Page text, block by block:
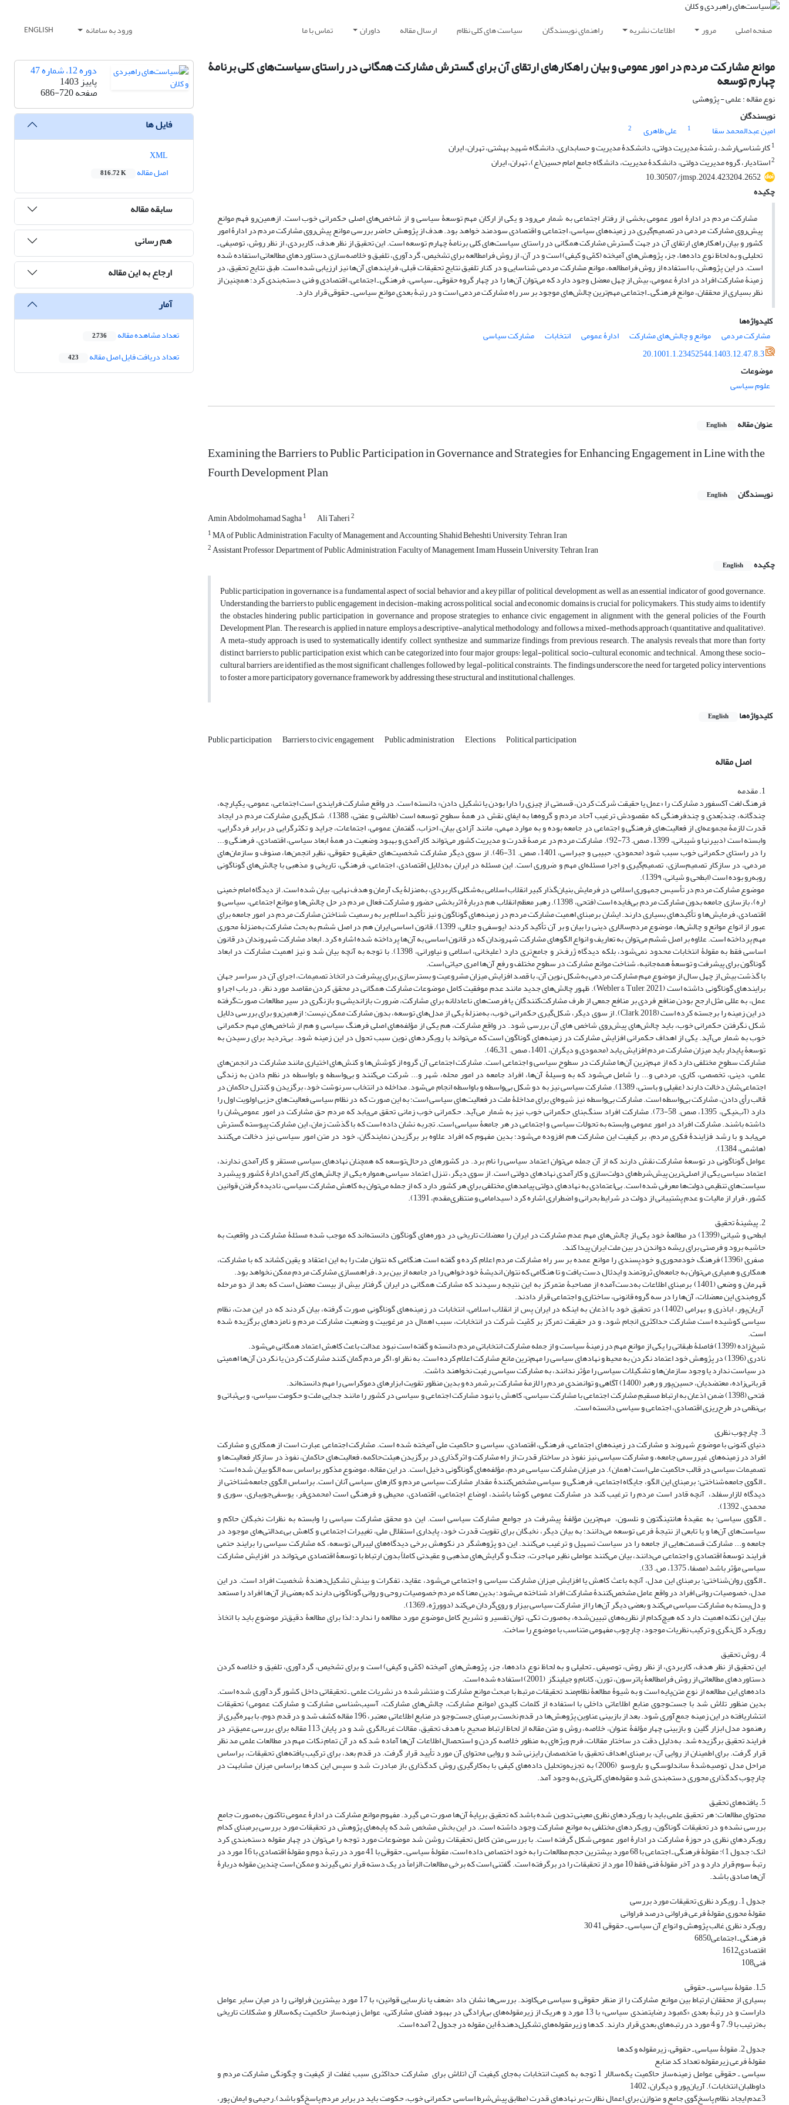
صفحه اصلی مرور اطلاعات نشریه راهنمای نویسندگان سیاست های کلی نظام ارسال مقاله داوران تماس با ما ورود به سامانه ENGLISH
موانع مشارکت مردم در امور عمومی و بیان راهکارهای ارتقای آن برای گسترش مشارکت همگانی در راستای سیاست‌های کلی برنامۀ
چهارم توسعه
نوع مقاله : علمی - پژوهشی
نویسندگان
امین عبدالمحمد سقا
1 علی طاهری
2
1کارشناسی‌ارشد، رشتۀ مدیریت دولتی، دانشکدۀ مدیریت و حسابداری، دانشگاه شهید بهشتی، تهران، ایران
2استادیار، گروه مدیریت دولتی، دانشکدۀ مدیریت، دانشگاه جامع امام حسین‌(ع)، تهران، ایران
10.30507/jmsp.2024.423204.2652
چکیده
مشارکت مردم در ادارۀ امور عمومی بخشی از رفتار اجتماعی به شمار می‌رود و یکی از ارکان مهم توسعۀ سیاسی و از شاخص‌های اصلی حکمرانی خوب است. ازهمین‌رو فهم موانع
پیش‌روی مشارکت مردمی در تصمیم‌گیری در زمینه‌های سیاسی، اجتماعی و اقتصادی سودمند خواهد بود. هدف از پژوهش حاضر بررسی موانع پیش‌روی مشارکت مردم در ادارۀ امور
کشور و بیان راهکارهای ارتقای آن در جهت گسترش مشارکت همگانی در راستای سیاست‌های کلی برنامۀ چهارم توسعه است. این تحقیق از نظر هدف، کاربردی، از نظر روش، توصیفی ـ
تحلیلی و به لحاظ نوع داده‌ها، جزء پژوهش‌های آمیخته (کمّی و کیفی) است و در آن، از روش فرامطالعه برای تشخیص، گردآوری، تلفیق و خلاصه‌سازی دستاوردهای مطالعاتی استفاده شده
است. در این پژوهش، با استفاده از روش فرامطالعه، موانع مشارکت مردمی شناسایی و در کنار تلفیق نتایج تحقیقات قبلی، فرایندهای آن‌ها نیز ارزیابی شده است. طبق نتایج تحقیق، در
زمینۀ مشارکت افراد در ادارۀ عمومی، بیش از چهل معضل وجود دارد که می‌توان آن‌ها را در چهار گروه حقوقی ـ سیاسی، فرهنگی ـ اجتماعی، اقتصادی و فنی دسته‌بندی کرد؛ همچنین از
نظر بسیاری از محققان، موانع فرهنگی ـ اجتماعی مهم‌ترین چالش‌های موجود بر سر راه مشارکت مردمی است و در رتبۀ بعدی موانع سیاسی ـ حقوقی قرار دارد.
کلیدواژه‌ها
مشارکت مردمی
موانع و چالش‌های مشارکت ادارۀ عمومی انتخابات
مشارکت سیاسی
20.1001.1.23452544.1403.12.47.8.3
موضوعات
علوم سیاسی
عنوان مقاله English
Examining the Barriers to Public Participation in Governance and Strategies for Enhancing Engagement in Line with the
Fourth Development Plan
نویسندگان English
Amin Abdolmohamad Sagha1 Ali Taheri2
1MA of Public Administration, Faculty of Management and Accounting, Shahid Beheshti University, Tehran, Iran
2Assistant Professor, Department of Public Administration, Faculty of Management, Imam Hussein University, Tehran, Iran
چکیده
English
Public participation in governance is a fundamental aspect of social behavior and a key pillar of political development, as well as an essential indicator of good governance.
Understanding the barriers to public engagement in decision-making across political, social, and economic domains is crucial for policymakers. This study aims to identify
the obstacles hindering public participation in governance and propose strategies to enhance civic engagement in alignment with the general policies of the Fourth
Development Plan. The research is applied in nature, employs a descriptive-analytical methodology, and follows a mixed-methods approach (quantitative and qualitative).
A meta-study approach is used to systematically identify, collect, synthesize, and summarize findings from previous research. The analysis reveals that more than forty
distinct barriers to public participation exist, which can be categorized into four major groups: legal-political, socio-cultural, economic, and technical. Among these, socio-
cultural barriers are identified as the most significant challenges, followed by legal-political constraints. The findings underscore the need for targeted policy interventions
to foster a more participatory governance framework by addressing these structural and institutional challenges.
کلیدواژه‌ها English
Public participation Barriers to civic engagement Public administration Elections Political participation
اصل مقاله
1. مقدمه
فرهنگ لغت آکسفورد مشارکت را «عمل یا حقیقت شرکت کردن، قسمتی از چیزی را دارا بودن یا تشکیل دادن» دانسته است. در واقع مشارکت فرایندی است اجتماعی، عمومی، یکپارچه،
چندگانه، چندبُعدی و چندفرهنگی که مقصودش ترغیب آحاد مردم و گروه‌ها به ایفای نقش در همۀ سطوح توسعه است (طالشی و عفتی، 1388). شکل‌گیری مشارکت مردم در ایجاد
قدرت لازمۀ مجموعه‌ای از فعالیت‌های فرهنگی و اجتماعی در جامعه بوده و به موارد مهمی، مانند آزادی بیان، احزاب، گفتمان عمومی، اجتماعات، جراید و تکثرگرایی در برابر فردگرایی،
وابسته است (دبیرنیا و شیبانی، 1399، صص. 73-92). مشارکت مردم در عرصۀ قدرت و مدیریت کشور می‌تواند کارآمدی و بهبود وضعیت در همۀ ابعاد سیاسی، اقتصادی، فرهنگی و...
را در راستای حکمرانی خوب سبب شود (محمودی، حبیبی و جبراسی، 1401، صص. 31-46). از سوی دیگر مشارکت شخصیت‌های حقیقی و حقوقی، نظیر انجمن‌ها، صنوف و سازمان‌های
مردمی، در سازِکار تصمیم‌سازی، تصمیم‌گیری و اجرا مسئله‌ای مهم و ضروری است. این مسئله در ایران به‌دلایل اقتصادی، اجتماعی، فرهنگی، تاریخی و مذهبی با چالش‌های گوناگونی
روبه‌رو بوده است (ابطحی و شیانی، 139۹).
موضوع مشارکت مردم در تأسیس جمهوری اسلامی در فرمایش بنیان‌گذار کبیر انقلاب اسلامی به‌شکلی کاربردی، به‌منزلۀ یک آرمان و هدف نهایی، بیان شده است. از دیدگاه امام خمینی
(ره)، بازسازی جامعه بدون مشارکت مردم بی‌فایده است (فتحی، 1398). رهبر معظم انقلاب هم دربارۀ‌ اثربخشی حضور و مشارکت فعال مردم در حل چالش‌ها و موانع اجتماعی، سیاسی و
اقتصادی، فرمایش‌ها و تأکیدهای بسیاری دارند. ایشان برمبنای اهمیت مشارکت مردم در زمینه‌های گوناگون و نیز تأکید اسلام بر به رسمیت شناختن مشارکت مردم در امور جامعه برای
عبور از انواع موانع و چالش‌ها، موضوع مردم‌سالاری دینی را بیان و بر آن تأکید کردند (یوسفی و جلالی، 1399). قانون اساسی ایران هم در اصل ششم به بحث مشارکت به‌منزلۀ محوری
مهم پرداخته است. علاوه بر اصل ششم می‌توان به تعاریف و انواع الگوهای مشارکت شهروندان که در قانون اساسی به آن‌ها پرداخته شده اشاره کرد. ابعاد مشارکت شهروندان در قانون
اساسی فقط به مقولۀ انتخابات محدود نمی‌شود، بلکه دیدگاه ژرف‌تر و جامع‌تری دارد (علیخانی، اسلامی و نیاورانی، 1398). با توجه به آنچه بیان شد و نیز اهمیت مشارکت در ابعاد
گوناگون برای پیشرفت و توسعۀ همه‌جانبه، شناخت موانع مشارکت در سطوح مختلف و رفع آن‌ها امری حیاتی است.
با گذشت بیش از چهل سال از موضوع مهم مشارکت مردمی به‌شکل نوین آن، با قصد افزایش میزان مشروعیت و بسترسازی برای پیشرفت در اتخاذ تصمیمات، اجرای آن در سراسر جهان
برایندهای گوناگونی داشته است (Webler & Tuler, 2021). ظهور چالش‌های جدید مانند عدم موفقیت کامل موضوعات مشارکت همگانی در محقق کردن مقاصد مورد نظر، در باب اجرا و
عمل، به عللی مثل ارجح بودن منافع فردی بر منافع جمعی از طرف مشارکت‌کنندگان یا فرصت‌های ناعادلانه برای مشارکت، ضرورت بازاندیشی و بازنگری در سیر مطالعات صورت‌گرفته
در این زمینه را برجسته کرده است (Clark, 2018). از سوی دیگر، شکل‌گیری حکمرانی خوب، به‌منزلۀ یکی از مدل‌های توسعه، بدون مشارکت ممکن نیست؛ ازهمین‌رو برای بررسی دلایل
شکل‌ نگرفتن حکمرانی خوب، باید چالش‌های پیش‌روی شاخص های آن بررسی شود. در واقع مشارکت، هم یکی از مؤلفه‌های اصلی فرهنگ سیاسی و هم از شاخص‌های مهم حکمرانی
خوب به شمار می‌آید. یکی از اهداف حکمرانی افزایش مشارکت در زمینه‌های گوناگون است که می‌تواند با رویکردهای نوین سبب تحول در این زمینه شود. بی‌تردید برای رسیدن به
توسعۀ پایدار باید میزان مشارکت مردم افزایش یابد (محمودی و دیگران، 1401، صص. 31ـ46).
مشارکت سطوح مختلفی دارد که از مهم‌ترینِ آن‌ها مشارکت در سطوح سیاسی و اجتماعی است. مشارکت اجتماعی آن گروه از کوشش‌ها و کنش‌های اختیاری مانند مشارکت در انجمن‌های
علمی، دینی، تخصصی، کاری، مردمی و... را شامل می‌شود که به وسیلۀ آن‌ها، افراد جامعه در امور محله، شهر و... شرکت می‌کنند و بی‌واسطه و باواسطه در نظم دادن به زندگی
اجتماعی‌شان دخالت دارند (عقیلی و باستی، 1389). مشارکت سیاسی نیز به دو شکل بی‌واسطه و باواسطه انجام می‌شود. مداخله در انتخاب سرنوشت خود، برگزیدن و کنترل حاکمان در
قالب رأی دادن، مشارکت بی‌واسطه است. مشارکت بی‌واسطه نیز شیوه‌ای برای مداخلۀ ملت در فعالیت‌های سیاسی است؛ به این صورت که در نظام سیاسی فعالیت‌های حزبی اولویت اول را
دارد (آب‌نیکی، 1395، صص. 58-73). مشارکت افراد سنگ‌بنای حکمرانی خوب نیز به شمار می‌آید. حکمرانی خوب زمانی تحقق می‌یابد که مردم حق مشارکت در امور عمومی‌شان را
داشته باشند. مشارکت افراد در امور عمومی وابسته به تحولات سیاسی و اجتماعی در هر جامعۀ سیاسی است. تجربه نشان داده است که با گذشت زمان، این مشارکت پیوسته گسترش
می‌یابد و با رشد فزایندۀ فکری مردم، بر کیفیت این مشارکت هم افزوده می‌شود؛ بدین مفهوم که افراد علاوه بر برگزیدن نمایندگان، خود در متن امور سیاسی نیز دخالت می‌کنند
(هاشمی، 1384).
ﻋﻮاﻣﻞ گوناگونی در ﺗﻮسعۀ ﻣﺸﺎرکت ﻧﻘﺶ دارﻧﺪ که از آن جمله می‌ﺗﻮان اﻋﺘﻤﺎد سیاسی را نام برد. در کشورهای درحال‌توسعه که همچنان نهادهای سیاسی مستقر و کارآمدی ندارند،
اعتماد سیاسی یکی از اصلی‌ترین پیش‌شرط‌های دولت‌سازی و کارآمدی نهادهای دولتی است. از سوی دیگر، تنزل اعتماد سیاسی همواره یکی از چالش‌های کارآمدی ادارۀ کشور و پیشبرد
سیاست‌های تنظیمی دولت‌ها معرفی شده است. بی‌اعتمادی به نهادهای دولتی پیامدهای مختلفی برای هر کشور دارد که از جمله می‌توان به کاهش مشارکت سیاسی، نادیده گرفتن قوانین
کشور، فرار از مالیات و عدم پشتیبانی از دولت در شرایط بحرانی و اضطراری اشاره کرد (سیدامامی و منتظری‌مقدم، 1391).
2. پیشینۀ تحقیق
ابطحی و شیانی (1399) در مطالعۀ خود یکی از چالش‌های مهم عدم مشارکت در ایران را معضلات تاریخی در دوره‌های گوناگون دانسته‌اند که موجب شده مسئلۀ مشارکت در واقعیت به
حاشیه برود و فرصتی برای ریشه دواندن در بین ملت ایران پیدا کند.
صفری (1396) فرهنگ خودمحوری و خودپسندی را موانع عمده بر سر راه مشارکت مردم اعلام کرده و گفته است هنگامی که نتوان ملت را به این اعتقاد و یقین کشاند که با مشارکت،
همکاری و همیاری می‌توان به جامعه‌ای ثروتمند و ایدئال دست یافت و تا هنگامی که نتوان اندیشۀ خودخواهی را در جامعه از بین برد، فراهمسازی مشارکت مردم ممکن نخواهد بود.
قهرمان و وضعی (1401) برمبنای اطلاعات به‌دست‌آمده از مصاحبۀ متمرکز به این نتیجه رسیدند که مشارکت همگانی در ایران گرفتار بیش از بیست معضل است که بعد از دو مرحله
گروه‌بندی این معضلات، آن‌ها را در سه گروه قانونی، ساختاری و اجتماعی قرار دادند.
آریان‌پور، اباذری و بهرامی (1402) در تحقیق خود با اذعان به اینکه در ایران پس از انقلاب اسلامی، انتخابات در زمینه‌هاى گوناگونی صورت گرفته، بیان کردند که در این مدت، نظام
سیاسی کوشیده است مشارکت حداکثرى انجام شود، و در حقیقت تمرکز بر کمّیت شرکت در انتخابات، سبب اهمال در مرغوبیت و وضعیت مشارکت مردم و نامزدهای برگزیده شده
است.
شیخ‌زاده (1399) فاصلۀ طبقاتی را یکی از موانع مهم در زمینۀ سیاست و از جمله مشارکت انتخاباتی مردم دانسته و گفته است نبود عدالت باعث کاهش اعتماد همگانی می‌شود.
نادری (1396) در پژوهش خود اعتماد نکردن به محیط و نهادهای سیاسی را مهم‌ترین مانع مشارکت اعلام کرده است. به نظر او، اگر مردم گمان کنند مشارکت کردن یا نکردن آن‌ها اهمیتی
در سیاست ندارد یا وجود سازمان‌ها و تشکیلات سیاسی را مؤثر ندانند، به مشارکت سیاسی رغبت نخواهند داشت.
قربانی‌زاده، معتضدیان، حسین‌پور و رهبر (1400) آگاهی و توانمندی مردم را لازمۀ مشارکت برشمرده و بدین منظور تقویت ابزارهای دموکراسی را مهم دانسته‌اند.
فتحی (1398) ضمن اذعان به ارتباط مسقیمِ مشارکت اجتماعی با مشارکت سیاسی، کاهش یا نبود مشارکت اجتماعی و سیاسی در کشور را مانند جدایی ملت و حکومت سیاسی، و بی‌ثباتی و
بی‌نظمی در طرح‌ریزی اقتصادی، اجتماعی و سیاسی دانسته است.
3. چارچوب نظری
دنیای کنونی با موضوع شهروند و مشارکت در زمینه‌های اجتماعی، فرهنگی، اقتصادی، سیاسی و حاکمیت ملی آمیخته شده است. مشارکت اجتماعی عبارت است از همکاری و مشارکت
افراد در زمینه‌های غیررسمی جامعه، و مشارکت سیاسی نیز نفوذ در ساختار قدرت از راه مشارکت و اثرگذاری در برگزیدن هیئت‌حاکمه، فعالیت‌های حاکمان، نفوذ در سازِکار فعالیت‌ها و
تصمیمات سیاسی در قالب حاکمیت ملی است (همان). در میزان مشارکت سیاسی مردم، مؤلفه‌های گوناگونی دخیل است. در این مقاله، موضوع مذکور براساس سه الگو بیان شده است:
ـ الگوی جامعه‌شناختی: برمبنای این الگو، جایگاه اجتماعی، فرهنگی و سیاسی مشخص‌کنندۀ مقدار مشارکت سیاسی مردم و کارهای سیاسی آنان است. براساس الگوی جامعه‌شناختی از
دیدگاه لازارسفلد، آنچه قادر است مردم را ترغیب کند در مشارکت عمومی کوشا باشند، اوضاع اجتماعی، اقتصادی، محیطی و فرهنگی است (محمدی‌فر، یوسفی‌جویباری، سوری و
محمدی، 1392).
ـ الگوی سیاسی: به عقیدۀ هانتینگتون و نلسون، مهم‌ترین مؤلفۀ پیشرفت در جوامع مشارکت سیاسی است. این دو محقق مشارکت سیاسی را وابسته به نظرات نخبگان حاکم و
سیاست‌های آن‌ها و یا تابعی از نتیجۀ فرعی توسعه می‌دانند؛ به بیان دیگر، نخبگان برای تقویت قدرت خود، پایداری استقلال ملی، تغییرات اجتماعی و کاهش بی‌عدالتی‌های موجود در
جامعه و... مشارکتِ قسمت‌هایی از جامعه را در سیاست تسهیل و ترغیب می‌کنند. این دو پژوهشگر در نکوهش برخی دیدگاه‌های لیبرالی توسعه، که مشارکت سیاسی را برایندِ حتمی
فرایند توسعۀ اقتصادی و اجتماعی می‌دانند، بیان می‌کنند عواملی نظیر مهاجرت، جنگ و گرایش‌های مذهبی و عقیدتى کاملاً بدون ارتباط با توسعۀ اقتصادی می‌تواند در افزایش مشارکت
سیاسی مؤثر باشد (مصفا، 1375، ص. 33).
ـ الگوی روان‌شناختی: برمبنای این مدل، آنچه باعث کاهش یا افزایش میزان مشارکت سیاسی و اجتماعی می‌شود، عقاید، تفکرات و بینشِ تشکیل‌دهندۀ شخصیت افراد است. در این
مدل، خصوصیات روانی افراد در واقع عامل مشخص‌کنندۀ مشارکت افراد شناخته می‌شود؛ بدین معنا که مردم خصوصیات روحی و روانی گوناگونی دارند که بعضی از آن‌ها افراد را مستعد
و دل‌بسته به مشارکت سیاسی می‌کند و بعضی دیگر آن‌ها را از مشارکت سیاسی بیزار و روی‌گردان می‌کند (دوورژه، 1369).
بیان این نکته اهمیت دارد که هیچ‌کدام از نظریه‌های تبیین‌شده، به‌صورت تکی، توان تفسیر و تشریح کامل موضوع مورد مطالعه را ندارد؛ لذا برای مطالعۀ دقیق‌تر موضوع باید با اتخاذ
رویکرد کل‌نگری و ترکیب نظریات موجود، چارچوب مفهومی متناسب با موضوع را ساخت.
4. روش تحقیق
این تحقیق از نظر هدف، کاربردی، از نظر روش، توصیفی ـ تحلیلی و به لحاظ نوع داده‌ها، جزء پژوهش‌های آمیخته (کمّی و کیفی) است و برای تشخیص، گردآوری، تلفیق و خلاصه کردن
دستاوردهای مطالعاتی از روش فرامطالعۀ پاترسون، تورن، کانام و جیلینگز (2001) استفاده شده است.
داده‌های این مطالعه از نوع متن‌پایه است و به شیوۀ مطالعۀ نظام‌مند تحقیقات مرتبط با مبحث موانع مشارکت و منتشرشده در نشریات علمی ـ تحقیقاتی داخل کشور گردآوری شده است.
بدین منظور تلاش شد با جست‌وجوی منابع اطلاعاتی داخلی با استفاده از کلمات کلیدی (موانع مشارکت، چالش‌های مشارکت، آسیب‌شناسی مشارکت و مشارکت عمومی) تحقیقات
انتشاریافته در این زمینه جمع‌آوری شود. بعد از بازبینی عناوین پژوهش‌ها در قدم نخست برمبنای جست‌وجو در منابع اطلاعاتی معتبر، 196 مقاله کشف شد و در قدم دوم، با بهره‌گیری از
رهنمود مدل ابزار گلین و بازبینی چهار مؤلفۀ عنوان، خلاصه، روش و متن مقاله از لحاظ ارتباط صحیح با هدف تحقیق، مقالات غربالگری شد و در پایان 113 مقاله برای بررسی عمیق‌تر در
فرایند تحقیق برگزیده شد. به‌دلیل دقت در ساختار مقالات، فرم ویژه‌ای به منظور خلاصه کردن و استحصال اطلاعات آن‌ها آماده شد که در آن تمام نکات مهم در مطالعات علمی مد نظر
قرار گرفت. برای اطمینان از روایی آن، برمبنای اهداف تحقیق با متخصصان رایزنی شد و روایی محتوای آن مورد تأیید قرار گرفت. در قدم بعد، برای ترکیب یافته‌های تحقیقات، براساس
مراحل مدل توصیه‌شدۀ ساندلوسکی و باروسو (2006) به تجزیه‌وتحلیل داده‌های کیفی با به‌کارگیری روش کدگذاری باز مبادرت شد و سپس این کدها براساس میزان مشابهت در
چارچوب کدگذاری محوری دسته‌بندی شد و مقوله‌های کلی‌تری به وجود آمد.
5. یافته‌های تحقیق
محتوای مطالعات: هر تحقیق علمی باید با رویکردهای نظری معینی تدوین شده باشد که تحقیق برپایۀ آن‌ها صورت می گیرد. مفهوم موانع مشارکت در ادارۀ عمومی تاکنون به‌صورت جامع
بررسی نشده و در تحقیقات گوناگون، رویکردهای مختلفی به موانع مشارکت وجود داشته است. در این بخش مشخص شد که پایه‌های پژوهش در تحقیقات مورد بررسی برمبنای کدام
رویکردهای نظری در حوزۀ مشارکت در ادارۀ امور عمومی شکل گرفته است. با بررسی متن کامل تحقیقات روشن شد موضوعات مورد توجه را می‌توان در چهار مقوله دسته‌بندی کرد
(نک: جدول 1): مقولۀ فرهنگی ـ اجتماعی با 68 مورد بیشترین حجم مطالعات را به خود اختصاص داده است، مقولۀ سیاسی ـ حقوقی با 41 مورد در رتبۀ دوم و مقولۀ اقتصادی با 16 مورد در
رتبۀ سوم قرار دارد و در آخر مقولۀ فنی فقط 10 مورد از تحقیقات را در برگرفته است. گفتنی است که برخی مطالعات الزاماً در یک دسته قرار نمی گیرند و ممکن است چندین مقوله دربارۀ
آن‌ها صادق باشد.
جدول 1. رویکرد نظری تحقیقات مورد بررسی
مقولۀ محوری مقولۀ فرعی فراوانی درصد فراوانی
رویکرد نظری غالب پژوهش و انواع آن سیاسی ـ حقوقی 41 30
فرهنگی ـ اجتماعی6850
اقتصادی1612
فنی108
5ـ1. مقولۀ سیاسی ـ حقوقی
بسیاری از محققان ارتباط بین موانع مشارکت را از منظر حقوقی و سیاسی می‌کاوند. بررسی‌ها نشان داد «ضعف یا نارسایی قوانین» با 17 مورد بیشترین فراوانی را در میان سایر عوامل
داراست و در رتبۀ بعدی «کمبود رضایتمندی سیاسی» با 13 مورد و هریک از زیرمقوله‌های بی‌ارادگی در بهبود فضای مشارکتی، عوامل زمینه‌ساز حاکمیت یکه‌سالار و مشکلات تاریخی
به‌ترتیب با 9، 7 و 4 مورد در رتبه‌های بعدی قرار دارند. کدها و زیرمقوله‌های تشکیل‌دهندۀ این مقوله در جدول 2 آمده است.
جدول 2. مقولۀ سیاسی ـ حقوقی، زیرمقوله و کدها
مقولۀ فرعی زیرمقوله تعداد کد منابع
سیاسی ـ حقوقی عوامل زمینه‌ساز حاکمیت یکه‌سالار 1 توجه به کمیت انتخابات به‌جای کیفیت آن (تلاش برای مشارکت حداکثرى سبب غفلت از کیفیت و چگونگی مشارکت مردم و
داوطلبان انتخابات). آریان‌پور و دیگران، 1402
3عدم ایجاد نظام پاسخ‌گوی جامع و متوازن برای اعمال نظارت بر نهادهای قدرت (مطابق پیش‌شرط اساسی حکمرانی خوب، حکومت باید در برابر مردم پاسخ‌گو باشد).رحیمی و ایمان پور،
دوره 12، شماره 47
پاییز 1403
صفحه686-720
فایل ها
اصل مقاله
816.72 K
سابقه مقاله
هم رسانی
ارجاع به این مقاله
آمار
تعداد مشاهده مقاله 2,736
تعداد دریافت فایل اصل مقاله 423